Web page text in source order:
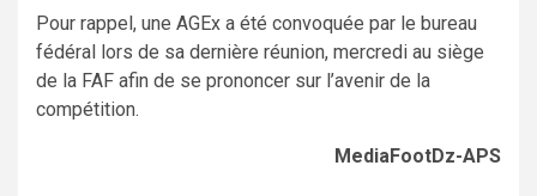
Pour rappel, une AGEx a été convoquée par le bureau
fédéral lors de sa dernière réunion, mercredi au siège
de la FAF afin de se prononcer sur l’avenir de la
compétition.
MediaFootDz-APS